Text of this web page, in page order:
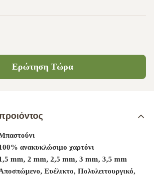
Ερώτηση Τώρα
ανακυκλώσιμο χαρτόνι
mm, 2 mm, 2,5 mm, 3 mm, 3,5 mm
Ευέλικτο, Πολυλειτουργικό,